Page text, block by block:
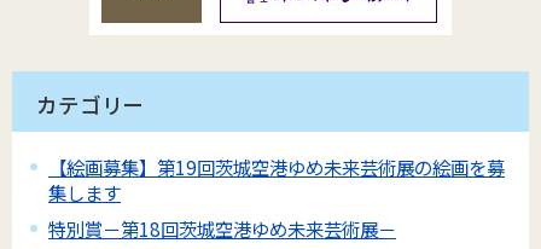
カテゴリー
【絵画募集】第19回茨城空港ゆめ未来芸術展の絵画を募
集します
特別賞－第18回茨城空港ゆめ未来芸術展－